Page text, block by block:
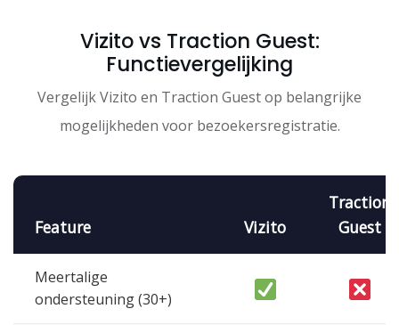
Vizito vs Traction Guest:
Functievergelijking
Vergelijk Vizito en Traction Guest op belangrijke
mogelijkheden voor bezoekersregistratie.
Feature Vizito
Traction
Guest
Meertalige
ondersteuning (30+)